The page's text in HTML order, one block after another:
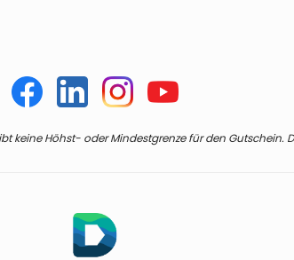
keine Höhst- oder Mindestgrenze für den